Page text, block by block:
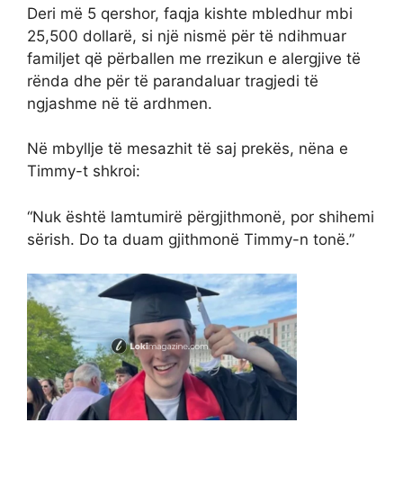
Deri më 5 qershor, faqja kishte mbledhur mbi
25,500 dollarë, si një nismë për të ndihmuar
familjet që përballen me rrezikun e alergjive të
rënda dhe për të parandaluar tragjedi të
ngjashme në të ardhmen.
Në mbyllje të mesazhit të saj prekës, nëna e
Timmy-t shkroi:
“Nuk është lamtumirë përgjithmonë, por shihemi
sërish. Do ta duam gjithmonë Timmy-n tonë.”